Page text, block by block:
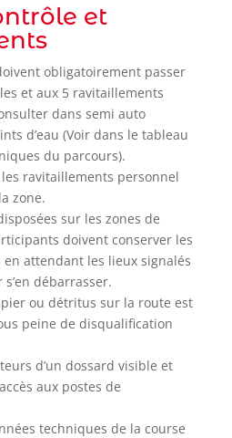
et
obligatoirement passer
et aux 5 ravitaillements
dans semi auto
d’eau (Voir dans le tableau
du parcours).
ravitaillements personnel
zone.
sur les zones de
doivent conserver les
attendant les lieux signalés
débarrasser.
ou détritus sur la route est
peine de disqualification
d’un dossard visible et
aux postes de
techniques de la course